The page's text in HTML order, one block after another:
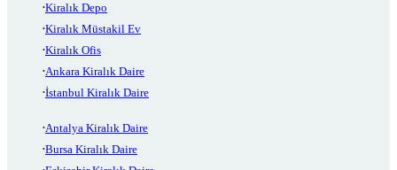
Kiralık Depo
Kiralık Müstakil Ev
Kiralık Ofis
Ankara Kiralık Daire
İstanbul Kiralık Daire
Antalya Kiralık Daire
Bursa Kiralık Daire